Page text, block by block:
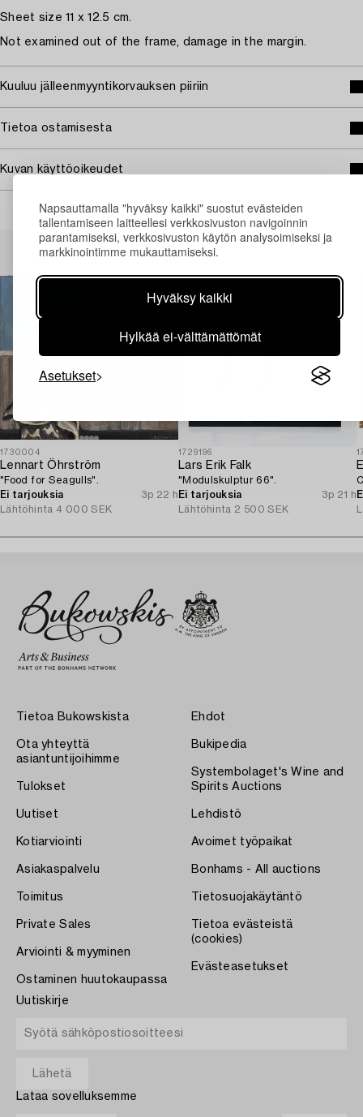
Napsauttamalla "hyväksy kaikki" suostut evästeiden
tallentamiseen laitteellesi verkkosivuston navigoinnin
parantamiseksi, verkkosivuston käytön analysoimiseksi ja
markkinointimme mukauttamiseksi.
Hyväksy kaikki
Hylkää ei-välttämättömät
Asetukset
Sheet size 11 x 12.5 cm.
Not examined out of the frame, damage in the margin.
Kuuluu jälleenmyyntikorvauksen piiriin
Tietoa ostamisesta
Kuvan käyttöoikeudet
Muiden katsomia kohteita
1730004
Lennart Öhrström
"Food for Seagulls".
Ei tarjouksia
3p 22 h
Lähtöhinta 4 000 SEK
1729196
Lars Erik Falk
"Modulskulptur 66".
Ei tarjouksia
3p 21 h
Lähtöhinta 2 500 SEK
Tietoa Bukowskista
Ota yhteyttä
asiantuntijoihimme
Tulokset
Uutiset
Kotiarviointi
Asiakaspalvelu
Toimitus
Private Sales
Arviointi & myyminen
Ostaminen huutokaupassa
Ehdot
Bukipedia
Systembolaget's Wine and
Spirits Auctions
Lehdistö
Avoimet työpaikat
Bonhams - All auctions
Tietosuojakäytäntö
Tietoa evästeistä
(cookies)
Evästeasetukset
Uutiskirje
Lataa sovelluksemme